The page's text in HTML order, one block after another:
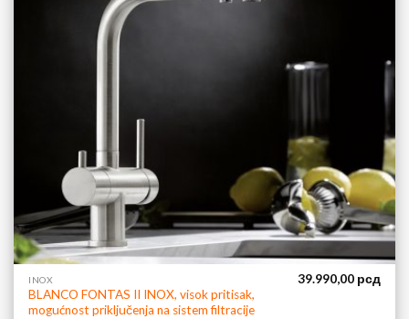
INOX
BLANCO FONTAS II INOX, visok pritisak,
mogućnost priključenja na sistem filtracije
39.990,00 рсд